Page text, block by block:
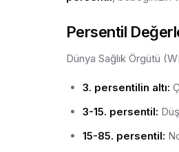
Persentil
Dünya Sağlık Örgütü
3. persentilin altı:
3-15. persentil:
15-85. persentil: